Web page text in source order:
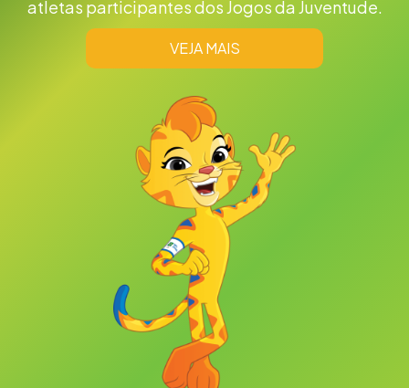
atletas participantes dos Jogos da Juventude.
VEJA MAIS